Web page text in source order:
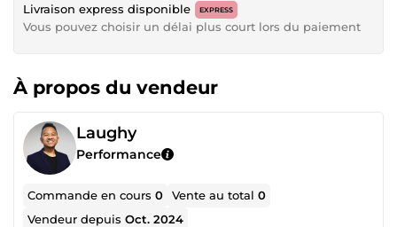
Livraison express disponible EXPRESS
Vous pouvez choisir un délai plus court lors du paiement
À propos du vendeur
Laughy
Performance
Commande en cours0 Vente au total0
Vendeur depuisOct. 2024